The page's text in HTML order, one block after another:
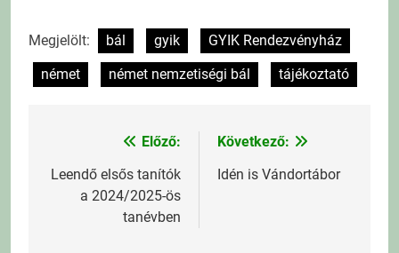
Megjelölt: bál gyik
GYIK Rendezvényház
német
német nemzetiségi bál tájékoztató
Bejegyzés
navigáció
Előző:
Leendő elsős tanítók
a 2024/2025-ös
tanévben
Következő:
Idén is Vándortábor